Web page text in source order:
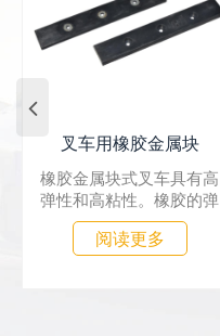
叉车用橡胶金属块
橡胶金属块式叉车具有高
弹性和高粘性。橡胶的弹
性源于其卷曲分子构象的
变化。橡胶分子之间的相
阅读更多